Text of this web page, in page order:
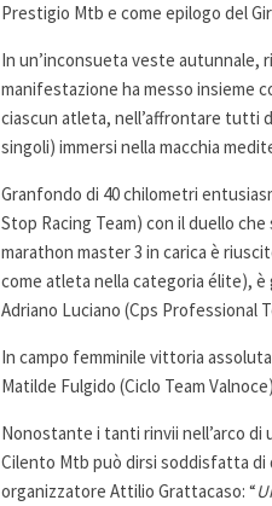
Prestigio Mtb e come epilogo del
In un’inconsueta veste autunnale,
manifestazione ha messo insieme
ciascun atleta, nell’affrontare tutti
singoli) immersi nella macchia
Granfondo di 40 chilometri
Stop Racing Team) con il duello
marathon master 3 in carica è
come atleta nella categoria élite),
Adriano Luciano (Cps Professional
In campo femminile vittoria
Matilde Fulgido (Ciclo Team
Nonostante i tanti rinvii nell’arco di
Cilento Mtb può dirsi soddisfatta
organizzatore Attilio Grattacaso: “